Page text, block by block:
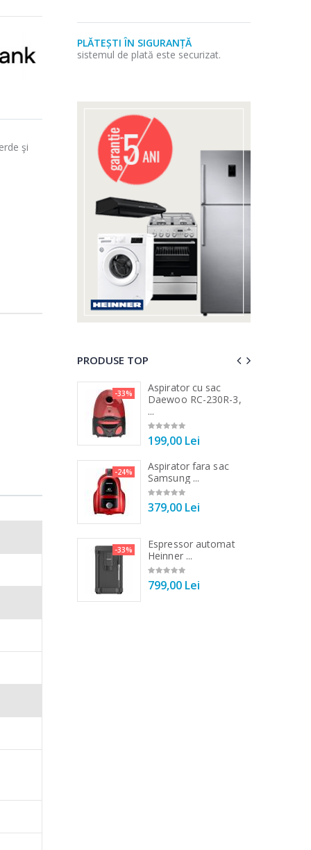
şi
PLĂTEȘTI ÎN SIGURANȚĂ
sistemul de plată este securizat.
PRODUSE TOP
...
Lei
-33%
Aspirator cu sac
Daewoo RC-230R-3,
...
199,00 Lei
-24%
Aspirator fara sac
Samsung ...
379,00 Lei
-33%
Espressor automat
Heinner ...
799,00 Lei